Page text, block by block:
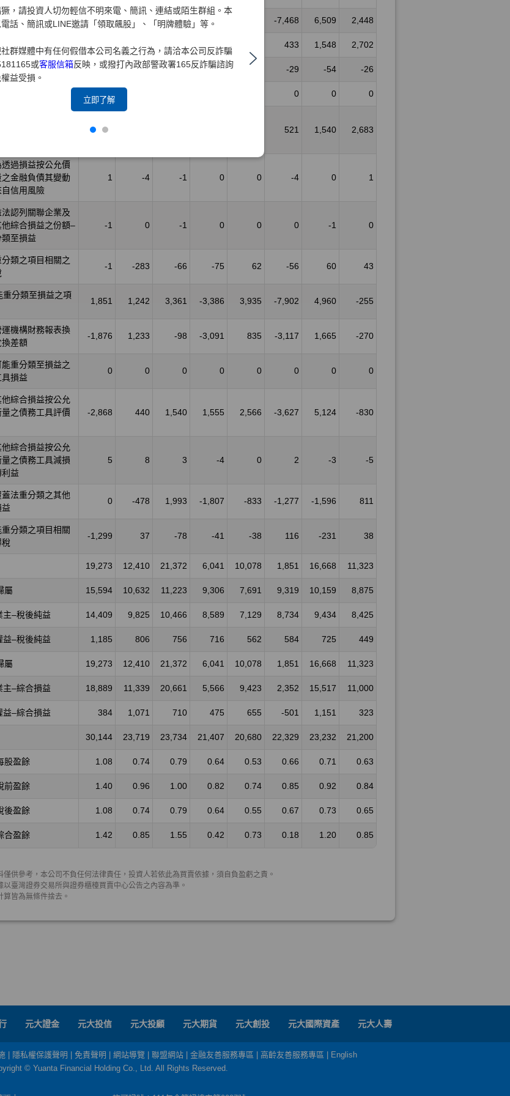
，請投資人切勿輕信不明來電、簡訊、連結或陌生群組。本
話、簡訊或LINE邀請「領取飆股」、「明牌體驗」等。
群媒體中有任何假借本公司名義之行為，請洽本公司反詐騙
或客服信箱反映，或撥打內政部警政署165反詐騙諮詢
益受損。
立即了解
元大證金 元大投信 元大投顧 元大期貨 元大創投 元大國際資產 元大人壽
隱私權保護聲明 免責聲明 網站導覽 聯盟網站 金融友善服務專區 高齡友善服務專區
English
© Yuanta Financial Holding Co., Ltd. All Rights Reserved.